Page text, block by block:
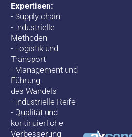
Expertisen:
-Supply chain
- Industrielle
Methoden
- Logistik und
Transport
- Management und
Führung
des Wandels
- Industrielle Reife
- Qualität und
kontinuierliche
Verbesserung